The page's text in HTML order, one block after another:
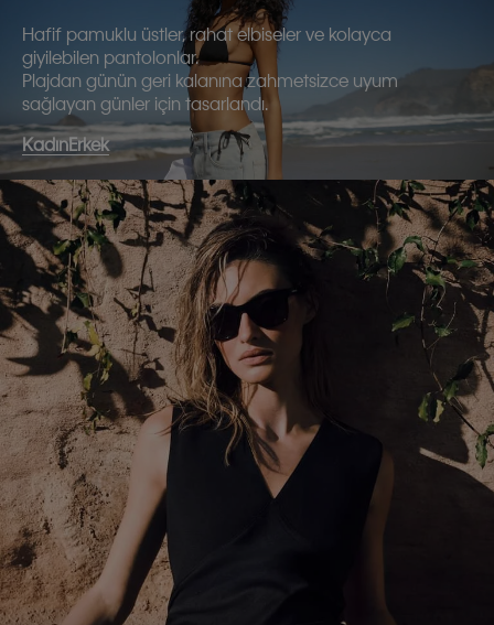
Hafif pamuklu üstler, rahat elbiseler ve kolayca
giyilebilen pantolonlar.
Plajdan günün geri kalanına zahmetsizce uyum
sağlayan günler için tasarlandı.
KadınErkek